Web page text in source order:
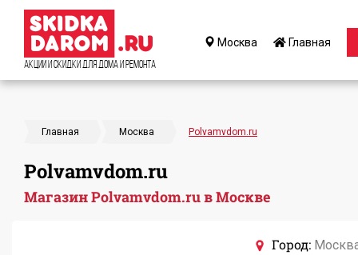
Акции и Скидки для дома и ремонта
Москва Главная
Главная Москва Polvamvdom.ru
Polvamvdom.ru
Магазин Polvamvdom.ru в Москве
Город: